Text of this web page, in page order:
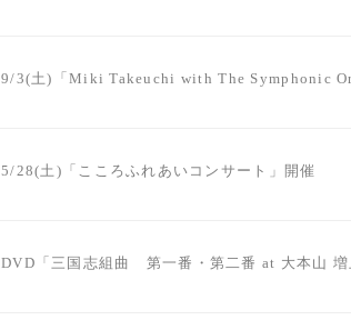
9/3(土)「Miki Takeuchi with The Symphonic
5/28(土)「こころふれあいコンサート」開催
DVD「三国志組曲 第一番・第二番 at 大本山 増